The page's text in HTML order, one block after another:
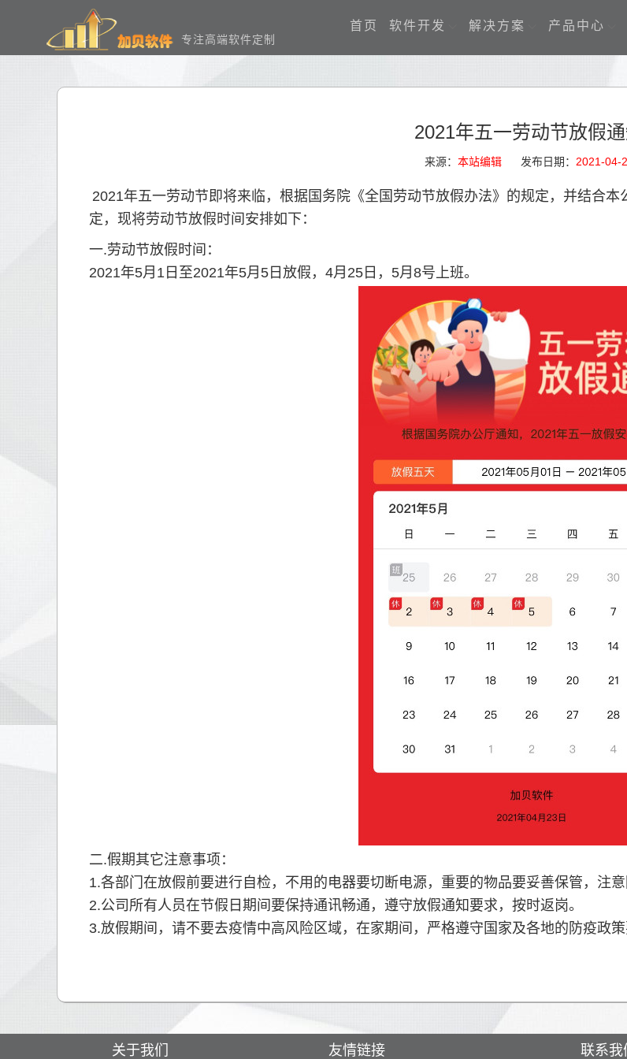
专注高端软件定制
首页 软件开发 解决方案 产品中心
2021年五一劳动节放假通
来源： 本站编辑 发布日期： 2021-04-
2021年五一劳动节即将来临，根据国务院《全国 劳动节放假办法》的规定，并结合本
定，现将劳动节放假时间安排如下：
一.劳动节放假时间：
2021年5月1日至2021年5月5日放假，4月25日，5月8号上班。
二.假期其它注意事项：
1.各部门在放假前要进行自检，不用的电器要切断电源，重要的物品要妥善保管，注意
2.公司所有人员在节假日期间要保持通讯畅通，遵守放假通知要求，按时返岗。
3.放假期间，请不要去疫情中高风险区域，在家期间，严格遵守国家及各地的防疫政策
关于我们 友情链接 联系我